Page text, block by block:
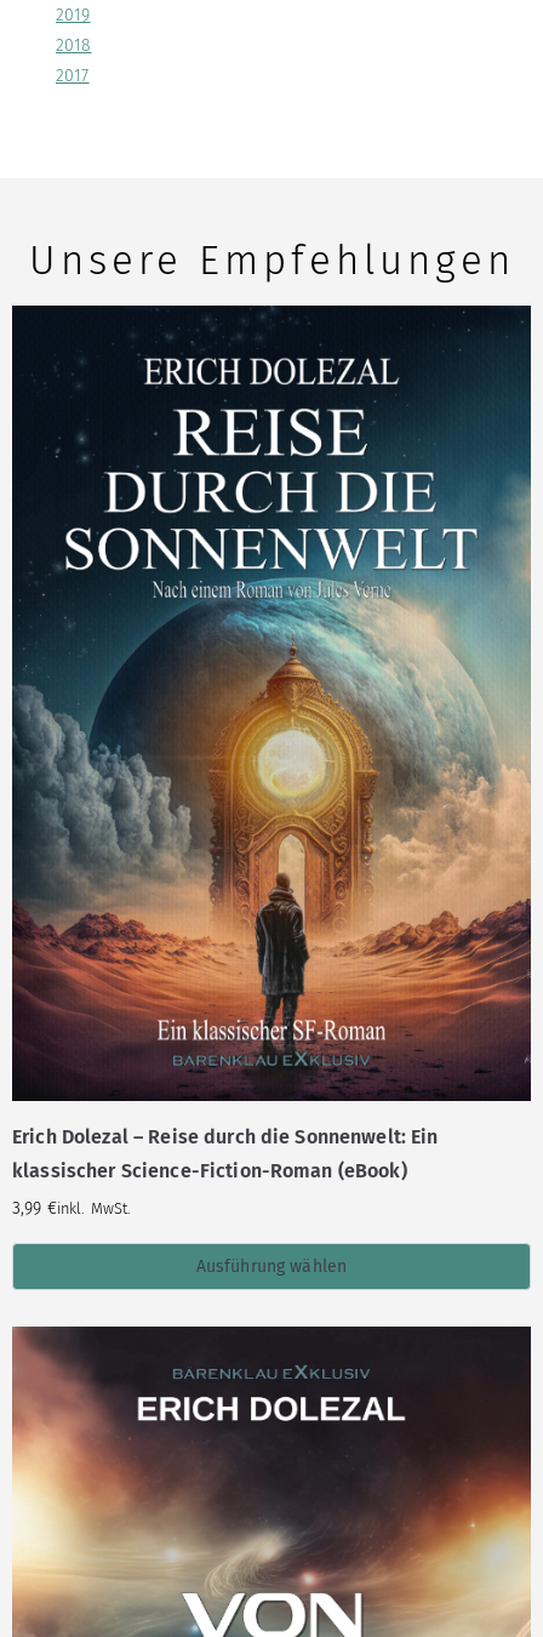
2019
2018
2017
Unsere Empfehlungen
Erich Dolezal – Reise durch die Sonnenwelt: Ein
klassischer Science-Fiction-Roman (eBook)
3,99 €inkl. MwSt.
Ausführung wählen